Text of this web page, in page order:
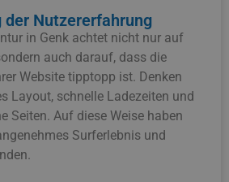
der Nutzererfahrung
in Genk achtet nicht nur auf
auch darauf, dass die
Website tipptopp ist. Denken
Layout, schnelle Ladezeiten und
Seiten. Auf diese Weise haben
Surferlebnis und